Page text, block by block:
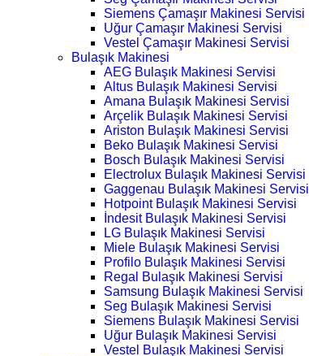
Siemens Çamaşır Makinesi Servisi
Uğur Çamaşır Makinesi Servisi
Vestel Çamaşır Makinesi Servisi
Bulaşık Makinesi
AEG Bulaşık Makinesi Servisi
Altus Bulaşık Makinesi Servisi
Amana Bulaşık Makinesi Servisi
Arçelik Bulaşık Makinesi Servisi
Ariston Bulaşık Makinesi Servisi
Beko Bulaşık Makinesi Servisi
Bosch Bulaşık Makinesi Servisi
Electrolux Bulaşık Makinesi Servisi
Gaggenau Bulaşık Makinesi Servisi
Hotpoint Bulaşık Makinesi Servisi
İndesit Bulaşık Makinesi Servisi
LG Bulaşık Makinesi Servisi
Miele Bulaşık Makinesi Servisi
Profilo Bulaşık Makinesi Servisi
Regal Bulaşık Makinesi Servisi
Samsung Bulaşık Makinesi Servisi
Seg Bulaşık Makinesi Servisi
Siemens Bulaşık Makinesi Servisi
Uğur Bulaşık Makinesi Servisi
Vestel Bulaşık Makinesi Servisi